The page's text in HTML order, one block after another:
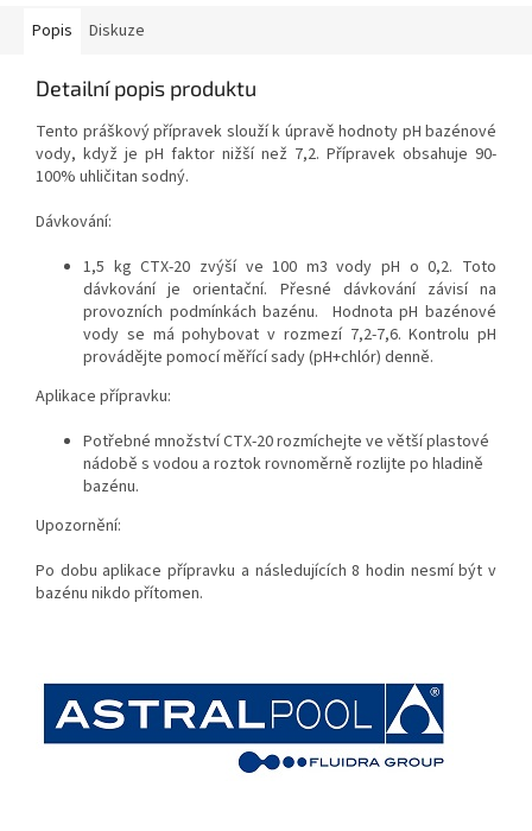
Popis Diskuze
Detailní popis produktu
Tento práškový přípravek slouží k úpravě hodnoty pH bazénové
vody, když je pH faktor nižší než 7,2. Přípravek obsahuje 90-
100% uhličitan sodný.
Dávkování:
1,5 kg CTX-20 zvýší ve 100 m3 vody pH o 0,2. Toto
dávkování je orientační. Přesné dávkování závisí na
provozních podmínkách bazénu. Hodnota pH bazénové
vody se má pohybovat v rozmezí 7,2-7,6. Kontrolu pH
provádějte pomocí měřící sady (pH+chlór) denně.
Aplikace přípravku:
Potřebné množství CTX-20 rozmíchejte ve větší plastové
nádobě s vodou a roztok rovnoměrně rozlijte po hladině
bazénu.
Upozornění:
Po dobu aplikace přípravku a následujících 8 hodin nesmí být v
bazénu nikdo přítomen.